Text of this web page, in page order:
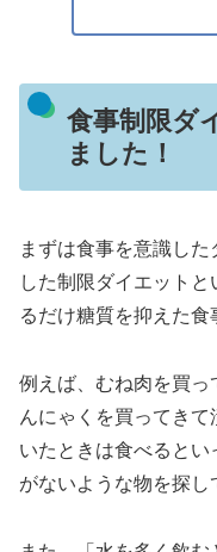
食事制限ダ
ました！
まずは食事を意識し
した制限ダイエット
るだけ糖質を抑えた食
例えば、むね肉を買っ
んにゃくを買ってき
いたときは食べると
がないような物を探し